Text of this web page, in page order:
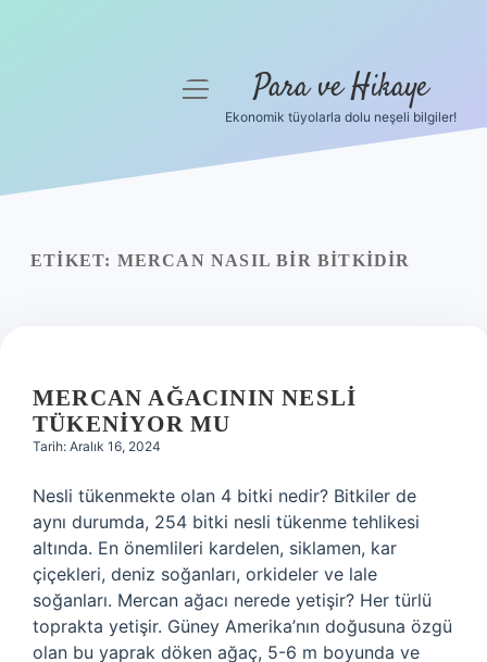
Yasal Uyarı
menüyü
Para ve Hikaye
Ekonomik tüyolarla dolu neşeli bilgiler!
ETIKET: MERCAN NASIL BIR BITKIDIR
MERCAN AĞACININ NESLI
TÜKENIYOR MU
Tarih: Aralık 16, 2024
Nesli tükenmekte olan 4 bitki nedir? Bitkiler de
aynı durumda, 254 bitki nesli tükenme tehlikesi
altında. En önemlileri kardelen, siklamen, kar
çiçekleri, deniz soğanları, orkideler ve lale
soğanları. Mercan ağacı nerede yetişir? Her türlü
toprakta yetişir. Güney Amerika’nın doğusuna özgü
olan bu yaprak döken ağaç, 5-6 m boyunda ve